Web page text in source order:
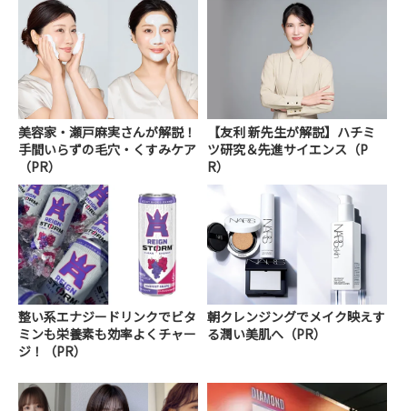
美容家・瀬戸麻実さんが解説！
手間いらずの毛穴・くすみケア
（PR）
【友利 新先生が解説】ハチミ
ツ研究＆先進サイエンス（P
R）
整い系エナジードリンクでビタ
ミンも栄養素も効率よくチャー
ジ！（PR）
朝クレンジングでメイク映えす
る潤い美肌へ（PR）